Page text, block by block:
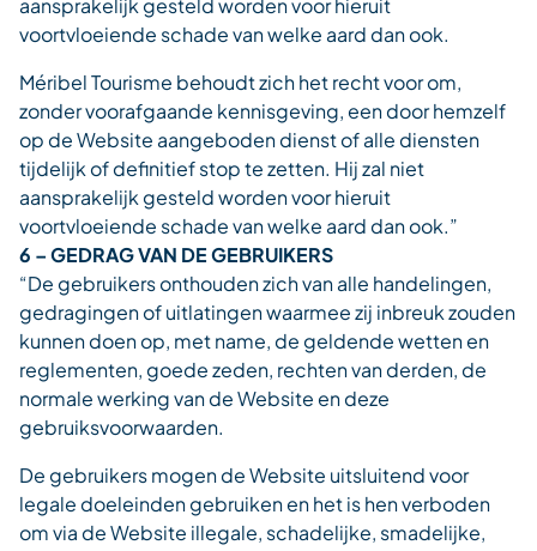
voortvloeiende schade van welke aard dan ook.
Méribel Tourisme behoudt zich het recht voor om,
zonder voorafgaande kennisgeving, een door hemzelf
op de Website aangeboden dienst of alle diensten
tijdelijk of definitief stop te zetten. Hij zal niet
aansprakelijk gesteld worden voor hieruit
voortvloeiende schade van welke aard dan ook.”
6 – GEDRAG VAN DE GEBRUIKERS
“De gebruikers onthouden zich van alle handelingen,
gedragingen of uitlatingen waarmee zij inbreuk zouden
kunnen doen op, met name, de geldende wetten en
reglementen, goede zeden, rechten van derden, de
normale werking van de Website en deze
gebruiksvoorwaarden.
De gebruikers mogen de Website uitsluitend voor
legale doeleinden gebruiken en het is hen verboden
om via de Website illegale, schadelijke, smadelijke,